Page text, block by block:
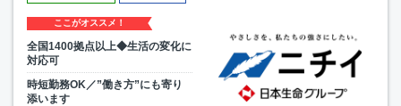
ここがオススメ！
全国1400拠点以上◆生活の変化に
対応可
時短勤務OK／”働き方”にも寄り
添います